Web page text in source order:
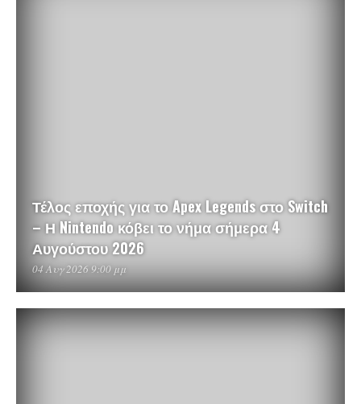
Τέλος εποχής για το Apex Legends στο Switch
– Η Nintendo κόβει το νήμα σήμερα 4
Αυγούστου 2026
04 Αυγ 2026 9:00 μμ